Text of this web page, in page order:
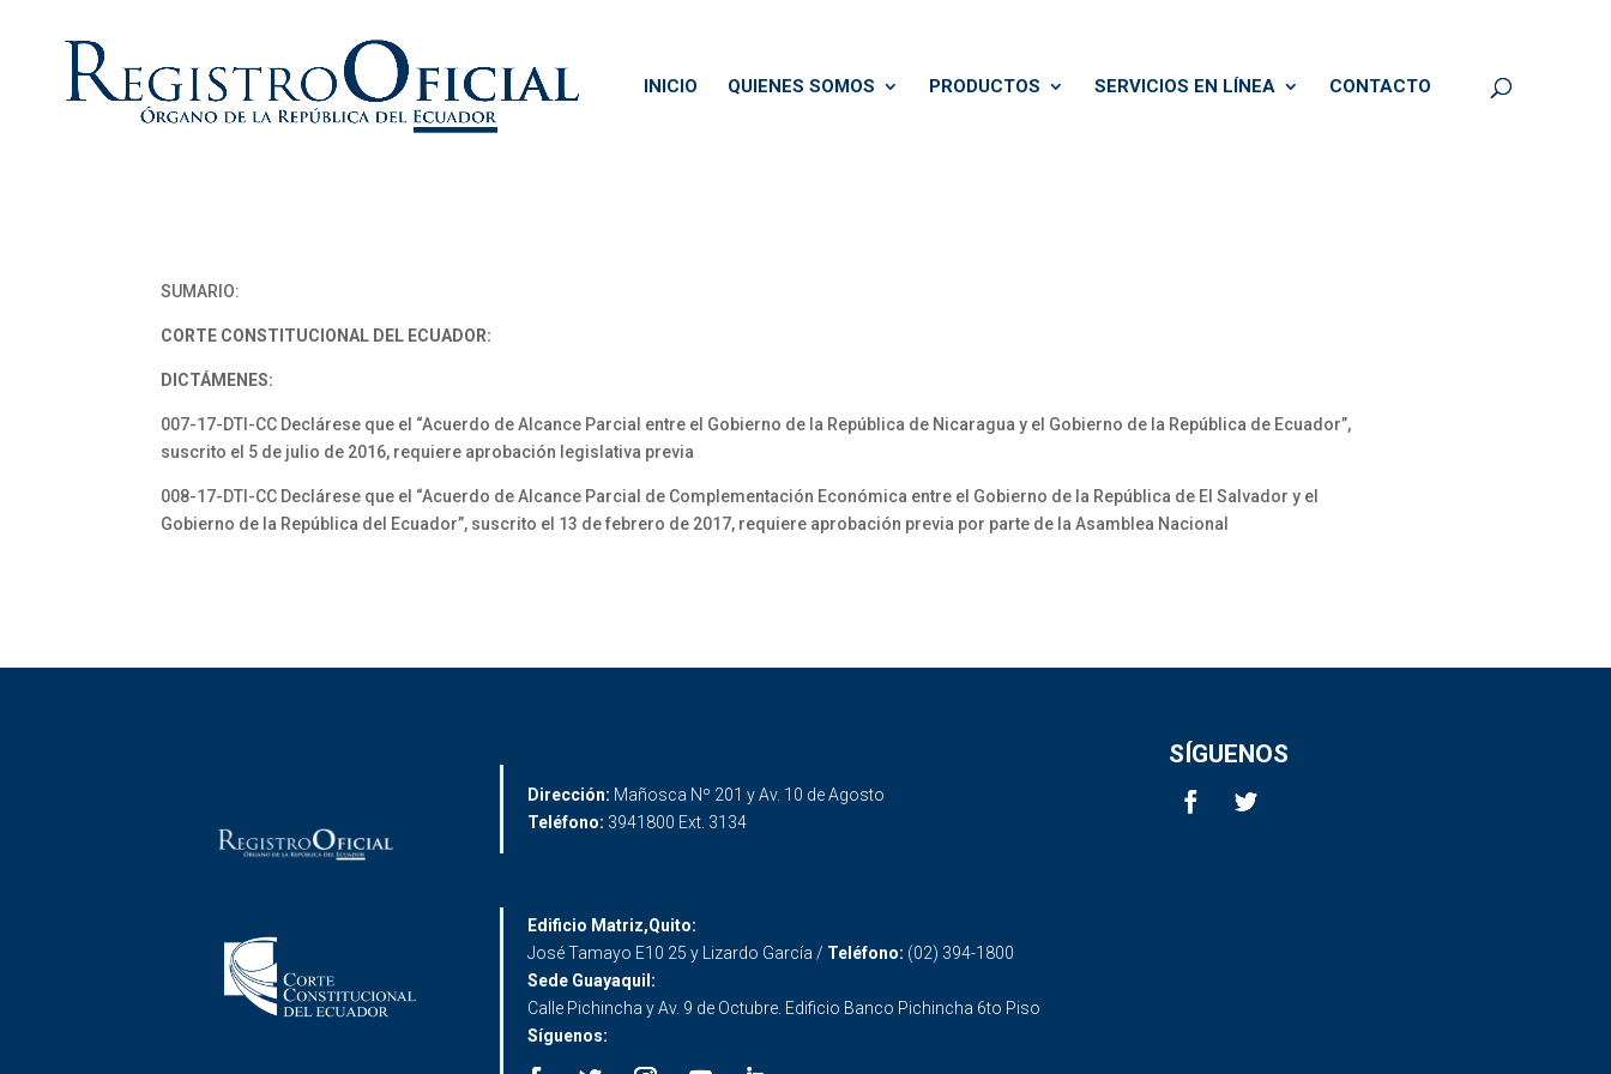
INICIO QUIENES SOMOS PRODUCTOS SERVICIOS EN LÍNEA CONTACTO
SUMARIO:
CORTE CONSTITUCIONAL DEL ECUADOR:
DICTÁMENES:
007-17-DTI-CC Declárese que el “Acuerdo de Alcance Parcial entre el Gobierno de la República de Nicaragua y el Gobierno de la República de Ecuador”,
suscrito el 5 de julio de 2016, requiere aprobación legislativa previa
008-17-DTI-CC Declárese que el “Acuerdo de Alcance Parcial de Complementación Económica entre el Gobierno de la República de El Salvador y el
Gobierno de la República del Ecuador”, suscrito el 13 de febrero de 2017, requiere aprobación previa por parte de la Asamblea Nacional
Dirección: Mañosca Nº 201 y Av. 10 de Agosto
Teléfono: 3941800 Ext. 3134
SÍGUENOS
Edificio Matriz,Quito:
José Tamayo E10 25 y Lizardo García / Teléfono: (02) 394-1800
Sede Guayaquil:
Calle Pichincha y Av. 9 de Octubre. Edificio Banco Pichincha 6to Piso
Síguenos: